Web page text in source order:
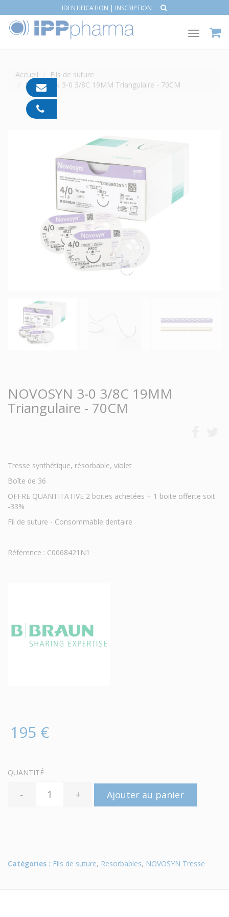
IDENTIFICATION | INSCRIPTION
Toggle
Accueil
Fils de suture
NOVOSYN 3-0 3/8C 19MM Triangulaire - 70CM
NOVOSYN 3-0 3/8C 19MM
Triangulaire - 70CM
Tresse synthétique, résorbable, violet
Boîte de 36
OFFRE QUANTITATIVE 2 boites achetées + 1 boite offerte soit
-33%
Fil de suture - Consommable dentaire
Référence : C0068421N1
195 €
QUANTITÉ
- + Ajouter au panier
Catégories : Fils de suture, Resorbables, NOVOSYN Tresse
contact@ipp-
pharma.com
91